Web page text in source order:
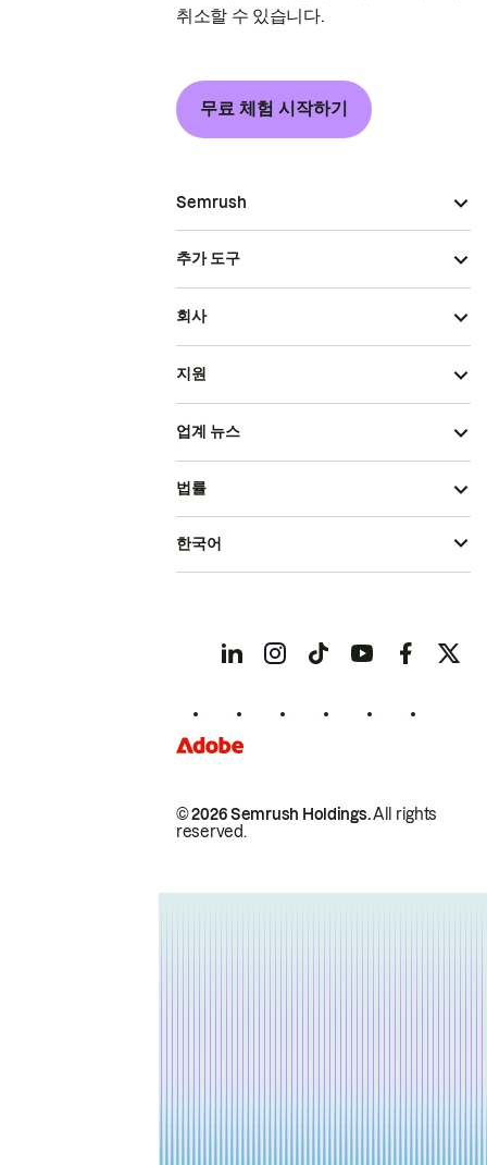
취소할 수 있습니다.
무료 체험 시작하기
Semrush
추가 도구
회사
지원
업계 뉴스
© 2026 Semrush Holdings.All rights
reserved.
법률
한국어